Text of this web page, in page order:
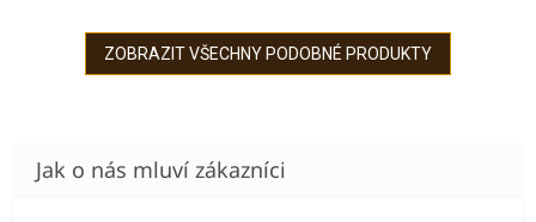
cukru a lihu. Vyrobeno z
českého medu! Obsah
alkoholu: min....
konzervačních látek,
barviv a příchutí. Pouze z
poctivého českého...
ZOBRAZIT VŠECHNY PODOBNÉ PRODUKTY